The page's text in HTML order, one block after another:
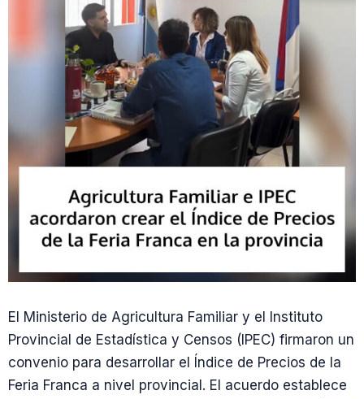
El Ministerio de Agricultura Familiar y el Instituto
Provincial de Estadística y Censos (IPEC) firmaron un
convenio para desarrollar el Índice de Precios de la
Feria Franca a nivel provincial. El acuerdo establece